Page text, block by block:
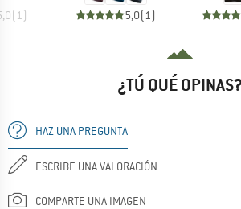
(1 ) 5,0(1 )
¿TÚ QUÉ
HAZ UNA PREGUNTA
ESCRIBE UNA VALORACIÓN
COMPARTE UNA IMAGEN